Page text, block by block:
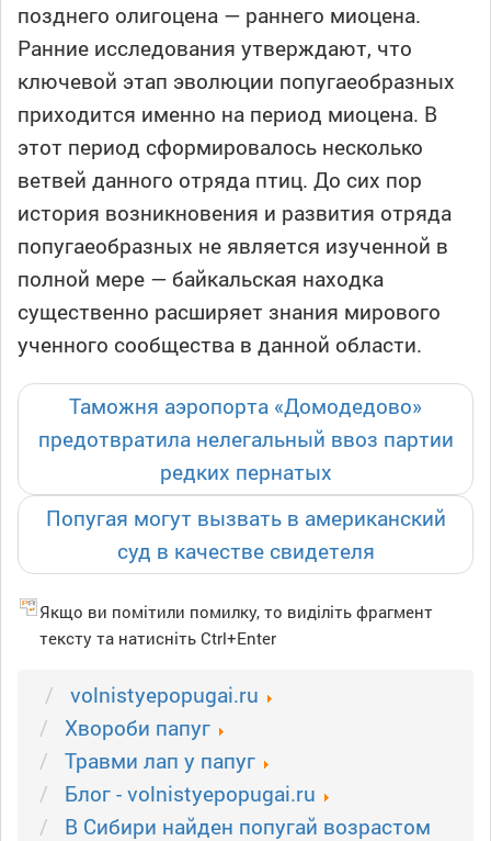
позднего олигоцена — раннего миоцена.
Ранние исследования утверждают, что
ключевой этап эволюции попугаеобразных
приходится именно на период миоцена. В
этот период сформировалось несколько
ветвей данного отряда птиц. До сих пор
история возникновения и развития отряда
попугаеобразных не является изученной в
полной мере — байкальская находка
существенно расширяет знания мирового
ученного сообщества в данной области.
Таможня аэропорта «Домодедово»
предотвратила нелегальный ввоз партии
редких пернатых
Попугая могут вызвать в американский
суд в качестве свидетеля
Якщо ви помітили помилку, то виділіть фрагмент
тексту та натисніть Ctrl+Enter
volnistyepopugai.ru
Xвороби папуг
Травми лап у папуг
Блог - volnistyepopugai.ru
В Сибири найден попугай возрастом